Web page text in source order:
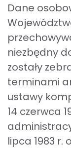
Dane
niezbędny
zostały
terminami
ustawy
14 czerwca
lipca 1983